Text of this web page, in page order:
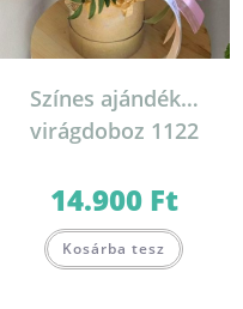
Színes ajándék…
virágdoboz 1122
14.900 Ft
Kosárba tesz